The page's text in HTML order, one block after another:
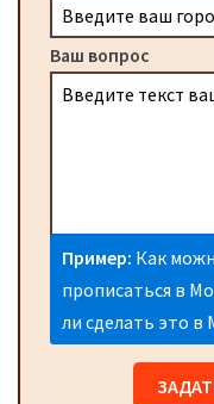
Ваш вопрос
Пример: Как
прописаться в
ли сделать это в